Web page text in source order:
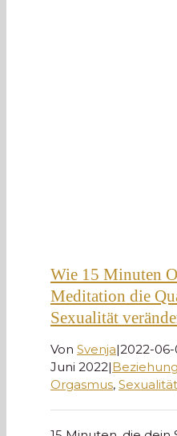
Wie 15 Minuten
Meditation die
Sexualität
Von Svenja|2022-06-
Juni 2022|Beziehung
Orgasmus, Sexualität